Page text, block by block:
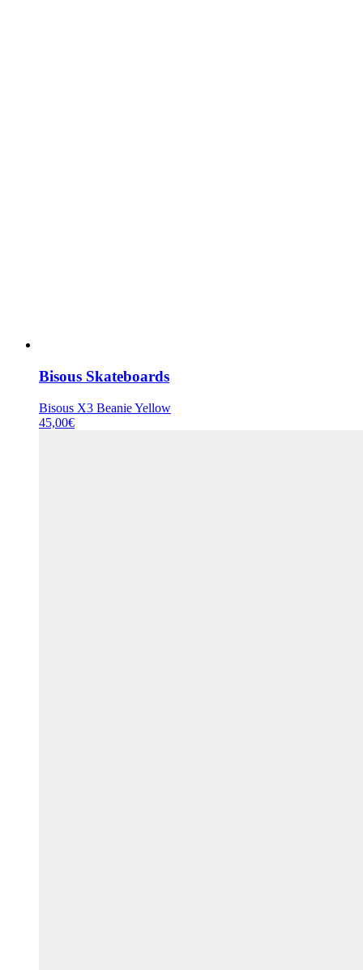
Bisous Skateboards
Bisous X3 Beanie Yellow
45,00€